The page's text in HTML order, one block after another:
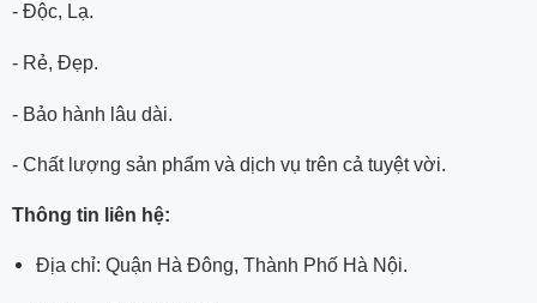
- Độc, Lạ.
- Rẻ, Đẹp.
- Bảo hành lâu dài.
- Chất lượng sản phẩm và dịch vụ trên cả tuyệt vời.
Thông tin liên hệ:
Địa chỉ: Quận Hà Đông, Thành Phố Hà Nội.